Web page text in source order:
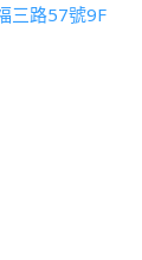
三路57號9F